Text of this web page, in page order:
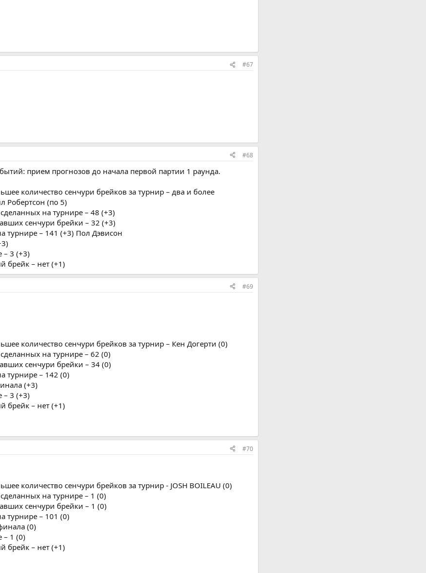
#67
#68
прием прогнозов до начала первой партии 1 раунда.
количество сенчури брейков за турнир – два и более
Робертсон (по 5)
на турнире – 48 (+3)
сенчури брейки – 32 (+3)
турнире – 141 (+3) Пол Дэвисон
3 (+3)
брейк – нет (+1)
#69
количество сенчури брейков за турнир – Кен Догерти (0)
на турнире – 62 (0)
сенчури брейки – 34 (0)
турнире – 142 (0)
(+3)
3 (+3)
брейк – нет (+1)
#70
количество сенчури брейков за турнир - JOSH BOILEAU (0)
на турнире – 1 (0)
сенчури брейки – 1 (0)
турнире – 101 (0)
(0)
– 1 (0)
брейк – нет (+1)